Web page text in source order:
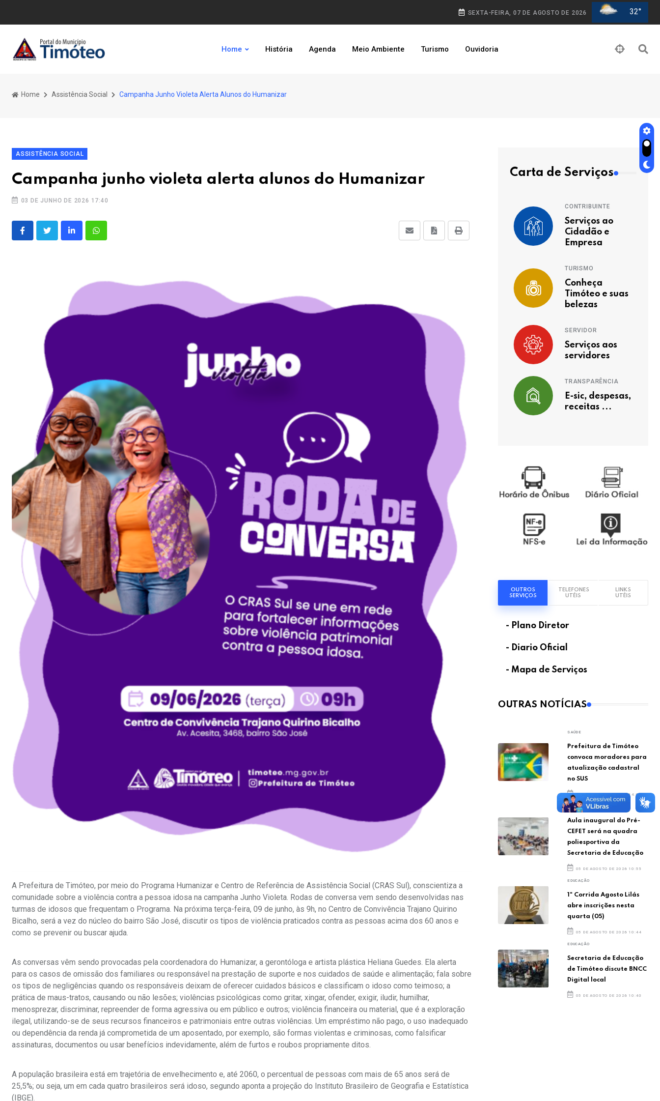
SEXTA-FEIRA, 07 DE AGOSTO DE 2026 32°
Home História Agenda Meio Ambiente Turismo Ouvidoria
Home Assistência Social Campanha Junho Violeta Alerta Alunos do Humanizar
ASSISTÊNCIA SOCIAL
Campanha junho violeta alerta alunos do Humanizar
03 DE JUNHO DE 2026 17:40
A Prefeitura de Timóteo, por meio do Programa Humanizar e Centro de Referência de Assistência Social (CRAS Sul), conscientiza a
comunidade sobre a violência contra a pessoa idosa na campanha Junho Violeta. Rodas de conversa vem sendo desenvolvidas nas
turmas de idosos que frequentam o Programa. Na próxima terça-feira, 09 de junho, às 9h, no Centro de Convivência Trajano Quirino
Bicalho, será a vez do núcleo do bairro São José, discutir os tipos de violência praticados contra as pessoas acima dos 60 anos e
como se prevenir ou buscar ajuda.
As conversas vêm sendo provocadas pela coordenadora do Humanizar, a gerontóloga e artista plástica Heliana Guedes. Ela alerta
para os casos de omissão dos familiares ou responsável na prestação de suporte e nos cuidados de saúde e alimentação; fala sobre
os tipos de negligências quando os responsáveis deixam de oferecer cuidados básicos e classificam o idoso como teimoso; a
prática de maus-tratos, causando ou não lesões; violências psicológicas como gritar, xingar, ofender, exigir, iludir, humilhar,
menosprezar, discriminar, repreender de forma agressiva ou em público e outros; violência financeira ou material, que é a exploração
ilegal, utilizando-se de seus recursos financeiros e patrimoniais entre outras violências. Um empréstimo não pago, o uso inadequado
ou dependência da renda já comprometida de um aposentado, por exemplo, são formas violentas e criminosas, como falsificar
assinaturas, documentos ou usar benefícios indevidamente, além de furtos e roubos propriamente ditos.
A população brasileira está em trajetória de envelhecimento e, até 2060, o percentual de pessoas com mais de 65 anos será de
25,5%; ou seja, um em cada quatro brasileiros será idoso, segundo aponta a projeção do Instituto Brasileiro de Geografia e Estatística
(IBGE).
Carta de Serviços
CONTRIBUINTE
Serviços ao
Cidadão e
Empresa
TURISMO
Conheça
Timóteo e suas
belezas
SERVIDOR
Serviços aos
servidores
TRANSPARÊNCIA
E-sic, despesas,
receitas ...
OUTROS
SERVIÇOS
TELEFONES
UTÉIS
LINKS
UTÉIS
- Plano Diretor
- Diario Oficial
- Mapa de Serviços
OUTRAS NOTÍCIAS
SAÚDE
Prefeitura de Timóteo
convoca moradores para
atualização cadastral
no SUS
05 DE AGOSTO DE 2026 14:07
EDUCAÇÃO
Aula inaugural do Pré-
CEFET será na quadra
poliesportiva da
Secretaria de Educação
05 DE AGOSTO DE 2026 10:55
EDUCAÇÃO
1ª Corrida Agosto Lilás
abre inscrições nesta
quarta (05)
05 DE AGOSTO DE 2026 10:44
EDUCAÇÃO
Secretaria de Educação
de Timóteo discute BNCC
Digital local
05 DE AGOSTO DE 2026 10:40